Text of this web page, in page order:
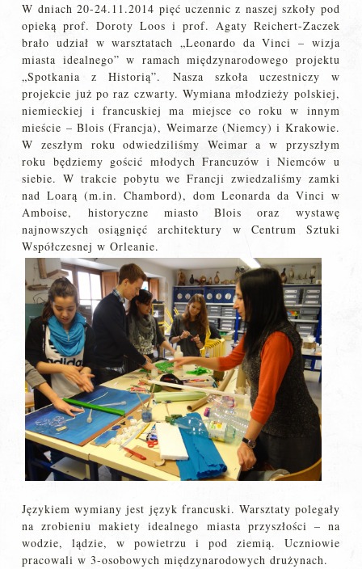
W dniach 20-24.11.2014 pięć uczennic z naszej szkoły pod
opieką prof. Doroty Loos i prof. Agaty Reichert-Zaczek
brało udział w warsztatach „Leonardo da Vinci – wizja
miasta idealnego” w ramach międzynarodowego projektu
„Spotkania z Historią”. Nasza szkoła uczestniczy w
projekcie już po raz czwarty. Wymiana młodzieży polskiej,
niemieckiej i francuskiej ma miejsce co roku w innym
mieście – Blois (Francja), Weimarze (Niemcy) i Krakowie.
W zeszłym roku odwiedziliśmy Weimar a w przyszłym
roku będziemy gościć młodych Francuzów i Niemców u
siebie. W trakcie pobytu we Francji zwiedzaliśmy zamki
nad Loarą (m.in. Chambord), dom Leonarda da Vinci w
Amboise, historyczne miasto Blois oraz wystawę
najnowszych osiągnięć architektury w Centrum Sztuki
Współczesnej w Orleanie.
Językiem wymiany jest język francuski. Warsztaty polegały
na zrobieniu makiety idealnego miasta przyszłości – na
wodzie, lądzie, w powietrzu i pod ziemią. Uczniowie
pracowali w 3-osobowych międzynarodowych drużynach.